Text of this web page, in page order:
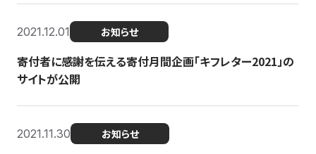
2021.12.01 お知らせ
寄付者に感謝を伝える寄付月間企画「キフレター2021」の
サイトが公開
2021.11.30 お知らせ